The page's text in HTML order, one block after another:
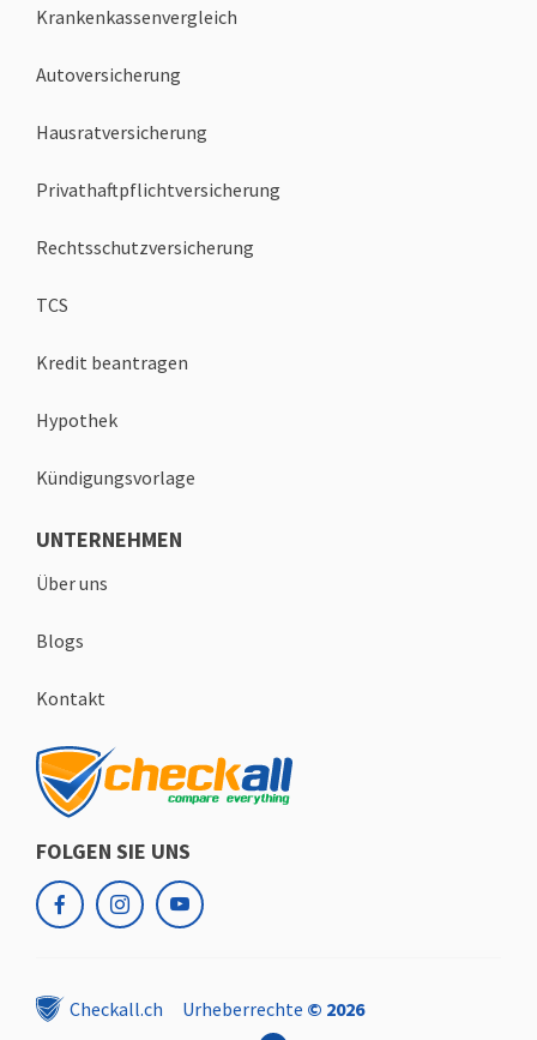
Krankenkassenvergleich
Autoversicherung
Hausratversicherung
Privathaftpflichtversicherung
Rechtsschutzversicherung
TCS
Kredit beantragen
Hypothek
Kündigungsvorlage
UNTERNEHMEN
Über uns
Blogs
Kontakt
FOLGEN SIE UNS
facebookinstagramyoutube
Checkall.ch Urheberrechte © 2026